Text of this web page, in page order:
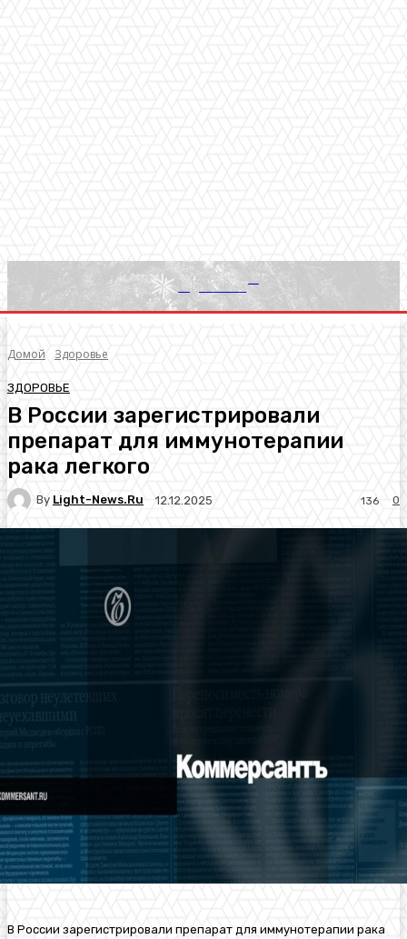
Light News
Домой Здоровье
ЗДОРОВЬЕ
В России зарегистрировали
препарат для иммунотерапии
рака легкого
By Light-News.ru 12.12.2025 0
136
В России зарегистрировали препарат для иммунотерапии рака